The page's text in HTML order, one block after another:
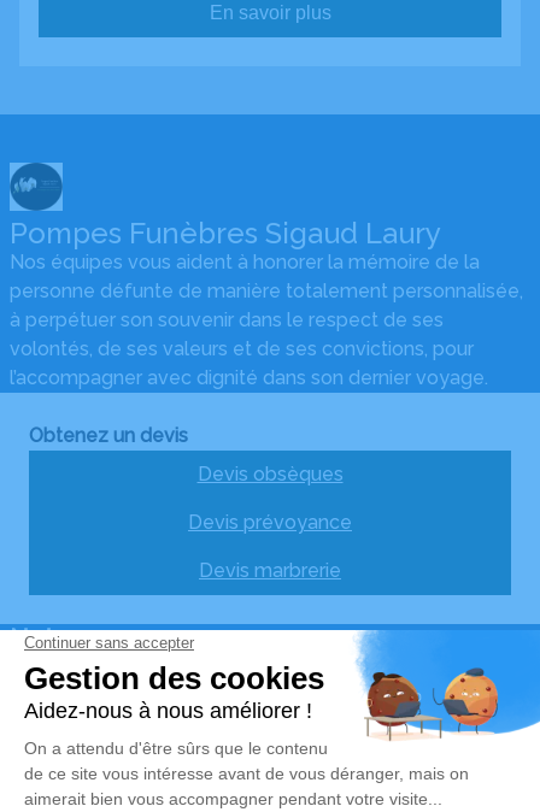
En savoir plus
Pompes Funèbres Sigaud Laury
Nos équipes vous aident à honorer la mémoire de la
personne défunte de manière totalement personnalisée,
à perpétuer son souvenir dans le respect de ses
volontés, de ses valeurs et de ses convictions, pour
l’accompagner avec dignité dans son dernier voyage.
Obtenez un devis
Devis obsèques
Devis prévoyance
Devis marbrerie
Notre agence
Pompes Funèbres Sigaud-Laury
05 36 37 16 66
162 Rue Neuve - 12290 - Pont-de-Salars
4.8/5 - 33 avis